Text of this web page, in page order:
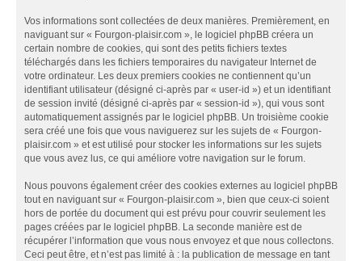
Vos informations sont collectées de deux manières. Premièrement, en
naviguant sur « Fourgon-plaisir.com », le logiciel phpBB créera un
certain nombre de cookies, qui sont des petits fichiers textes
téléchargés dans les fichiers temporaires du navigateur Internet de
votre ordinateur. Les deux premiers cookies ne contiennent qu’un
identifiant utilisateur (désigné ci-après par « user-id ») et un identifiant
de session invité (désigné ci-après par « session-id »), qui vous sont
automatiquement assignés par le logiciel phpBB. Un troisième cookie
sera créé une fois que vous naviguerez sur les sujets de « Fourgon-
plaisir.com » et est utilisé pour stocker les informations sur les sujets
que vous avez lus, ce qui améliore votre navigation sur le forum.
Nous pouvons également créer des cookies externes au logiciel phpBB
tout en naviguant sur « Fourgon-plaisir.com », bien que ceux-ci soient
hors de portée du document qui est prévu pour couvrir seulement les
pages créées par le logiciel phpBB. La seconde manière est de
récupérer l’information que vous nous envoyez et que nous collectons.
Ceci peut être, et n’est pas limité à : la publication de message en tant